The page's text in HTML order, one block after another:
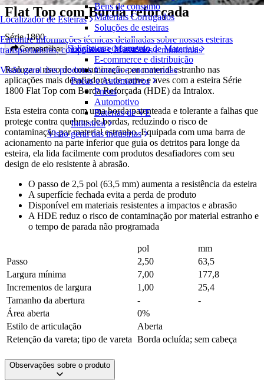
Localizador de Esteiras
Encontre informações técnicas detalhadas sobre nossas esteiras
transportadoras, componentes, acessórios e muito mais
Visão geral dos produtos
Bens de consumo
Materiais Corrugados
Soluções de esteiras
Logística e Manuseio de Materiais
E-commerce e distribuição
Correio e encomendas
Pneus e Automotivos
Pneus
Automotivo
Baterias de VE
Industrial
Visão geral das indústrias
Flat Top com Borda reforçada
Série 1800
Compartilhar Solicite um orçamento
Reduza o risco de contaminação por material estranho nas
aplicações mais desafiadoras de carne e aves com a esteira Série
1800 Flat Top com Borda Reforçada (HDE) da Intralox.
Esta esteira conta com uma borda patenteada e tolerante a falhas que
protege contra quebras de bordas, reduzindo o risco de
contaminação por material estranho. Equipada com uma barra de
acionamento na parte inferior que guia os detritos para longe da
esteira, ela lida facilmente com produtos desafiadores com seu
design de elo resistente à abrasão.
O passo de 2,5 pol (63,5 mm) aumenta a resistência da esteira
A superfície fechada evita a perda de produto
Disponível em materiais resistentes a impactos e abrasão
A HDE reduz o risco de contaminação por material estranho e
o tempo de parada não programada
pol
mm
Passo
2,50
63,5
Largura mínima
7,00
177,8
Incrementos de largura
1,00
25,4
Tamanho da abertura
-
-
Área aberta
0%
Estilo de articulação
Aberta
Retenção da vareta; tipo de vareta Borda ocluída; sem cabeça
Observações sobre o produto